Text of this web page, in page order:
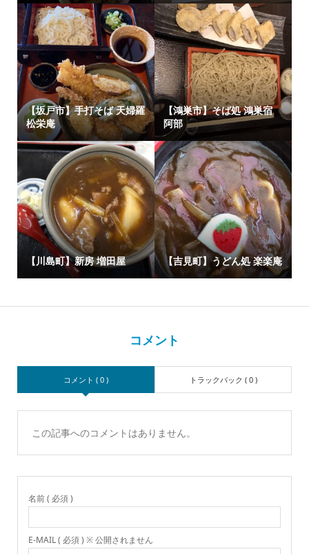
【坂戸市】手打そば 天婦羅
松栄庵
【鴻巣市】そば処 鴻巣宿
阿部
【川島町】新房 増田屋 【吉見町】うどん処 楽楽庵
コメント
コメント ( 0 ) トラックバック ( 0 )
この記事へのコメントはありません。
名前 ( 必須 )
E-MAIL ( 必須 ) ※ 公開されません